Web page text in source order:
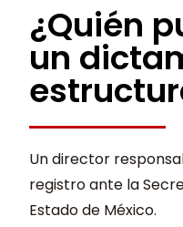
¿Quién
un
Un director
registro ante la
Estado de México.